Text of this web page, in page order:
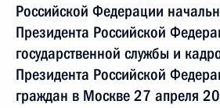
Российской Федерации
Президента Российской
государственной службы и
Президента Российской
граждан в Москве 27 апреля